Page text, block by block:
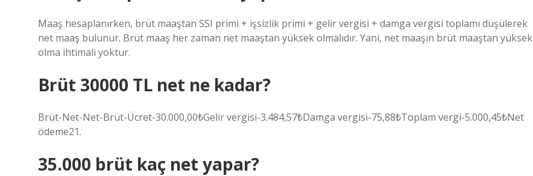
Maaş hesaplanırken, brüt maaştan SSI primi + işsizlik primi + gelir vergisi + damga vergisi toplamı düşülerek
net maaş bulunur. Brüt maaş her zaman net maaştan yüksek olmalıdır. Yani, net maaşın brüt maaştan yüksek
olma ihtimali yoktur.
Brüt 30000 TL net ne kadar?
Brüt-Net-Net-Brüt-Ücret-30.000,00₺Gelir vergisi-3.484,57₺Damga vergisi-75,88₺Toplam vergi-5.000,45₺Net
ödeme21.
35.000 brüt kaç net yapar?